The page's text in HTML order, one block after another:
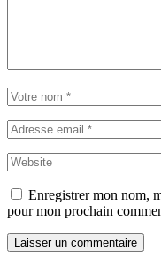
Enregistrer mon nom,
pour mon prochain